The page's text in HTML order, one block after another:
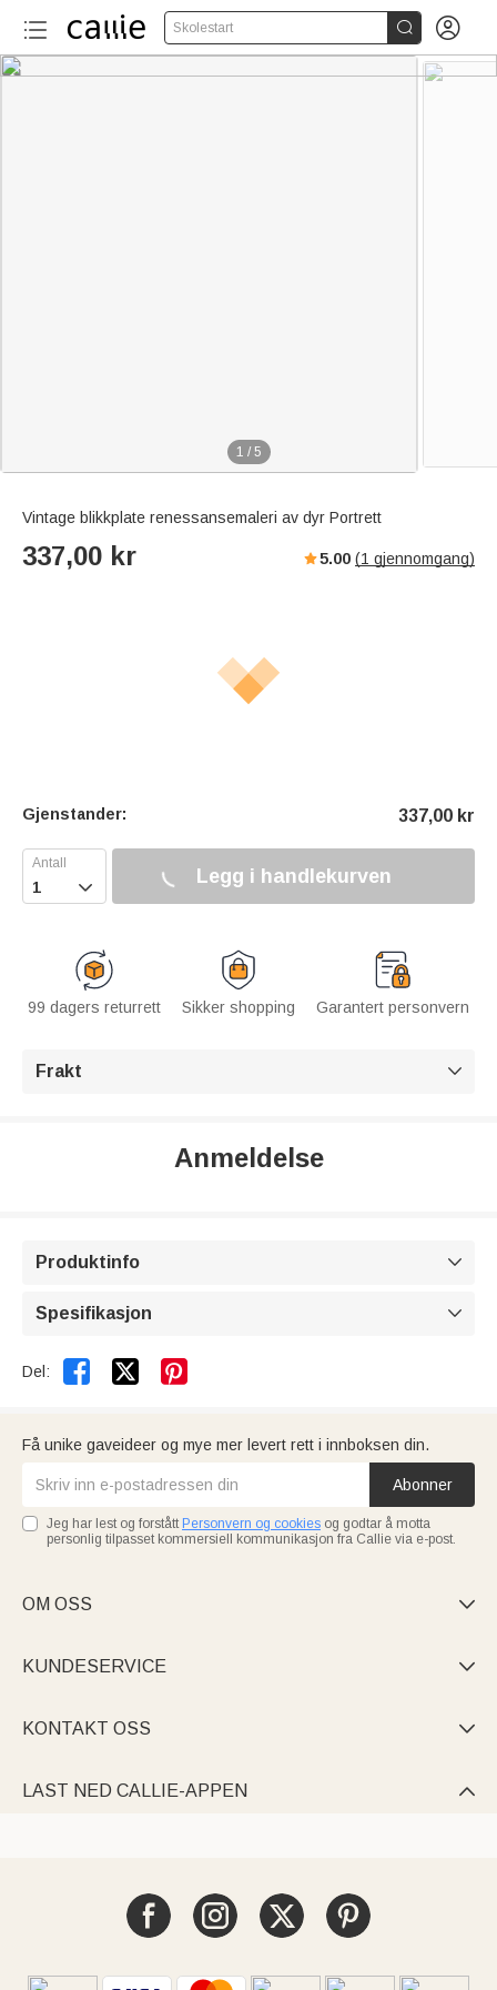
Skolestart  
1 / 5
Vintage blikkplate renessansemaleri av dyr Portrett
337,00 kr 5.00 (1 gjennomgang)
Gjenstander: 337,00 kr
 Legg i handlekurven
99 dagers returrett Sikker shopping Garantert personvern
Frakt 
Anmeldelse
Produktinfo 
Spesifikasjon 
Del:  
Få unike gaveideer og mye mer levert rett i innboksen din.
Abonner
Jeg har lest og forstått Personvern og cookies og godtar å motta
personlig tilpasset kommersiell kommunikasjon fra Callie via e-post.
OM OSS 
KUNDESERVICE 
KONTAKT OSS 
LAST NED CALLIE-APPEN 